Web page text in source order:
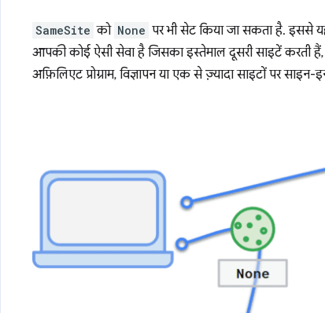
SameSite को None पर भी सेट किया जा सकता है. इससे
आपकी कोई ऐसी सेवा है जिसका इस्तेमाल दूसरी साइटें करती हैं,
अफ़िलिएट प्रोग्राम, विज्ञापन या एक से ज़्यादा साइटों पर